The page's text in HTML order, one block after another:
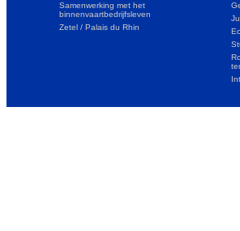
Samenwerking met het
binnenvaartbedrijfsleven
Zetel / Palais du Rhin